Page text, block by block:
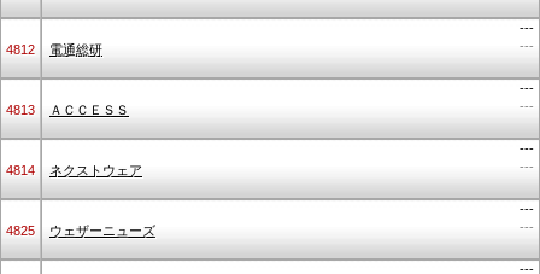
4812 電通総研
---
---
4813 ＡＣＣＥＳＳ
---
---
4814 ネクストウェア
---
---
4825 ウェザーニューズ
---
---
---